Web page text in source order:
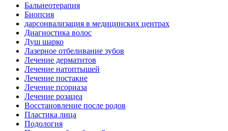
Бальнеотерапия
Биопсия
дарсонвализация в медицинских центрах
Диагностика волос
Душ шарко
Лазерное отбеливание зубов
Лечение дерматитов
Лечение натоптышей
Лечение постакне
Лечение псориаза
Лечение розацеа
Восстановление после родов
Пластика лица
Подология